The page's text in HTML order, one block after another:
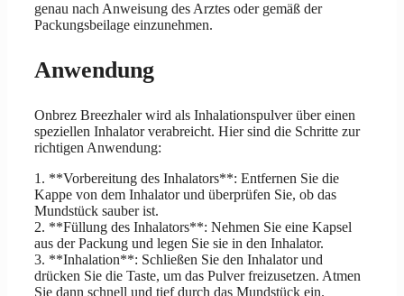
genau nach Anweisung des Arztes oder gemäß der
Packungsbeilage einzunehmen.
Anwendung
Onbrez Breezhaler wird als Inhalationspulver über einen
speziellen Inhalator verabreicht. Hier sind die Schritte zur
richtigen Anwendung:
1. **Vorbereitung des Inhalators**: Entfernen Sie die
Kappe von dem Inhalator und überprüfen Sie, ob das
Mundstück sauber ist.
2. **Füllung des Inhalators**: Nehmen Sie eine Kapsel
aus der Packung und legen Sie sie in den Inhalator.
3. **Inhalation**: Schließen Sie den Inhalator und
drücken Sie die Taste, um das Pulver freizusetzen. Atmen
Sie dann schnell und tief durch das Mundstück ein.